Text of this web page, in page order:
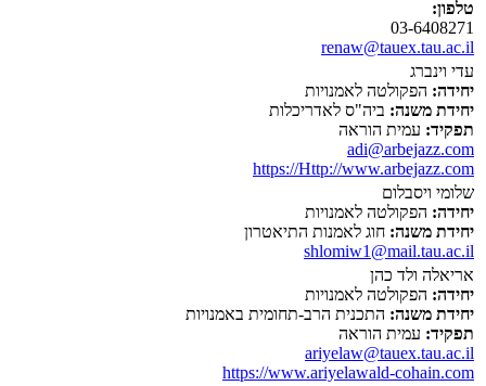
טלפון:
03-6408271
renaw@tauex.tau.ac.il
עדי וינברג
יחידה: הפקולטה לאמנויות
יחידת משנה: ביה"ס לאדריכלות
תפקיד: עמית הוראה
adi@arbejazz.com
https://Http://www.arbejazz.com
שלומי ויסבלום
יחידה: הפקולטה לאמנויות
יחידת משנה: חוג לאמנות התיאטרון
shlomiw1@mail.tau.ac.il
אריאלה ולד כהן
יחידה: הפקולטה לאמנויות
יחידת משנה: התכנית הרב-תחומית באמנויות
תפקיד: עמית הוראה
ariyelaw@tauex.tau.ac.il
https://www.ariyelawald-cohain.com